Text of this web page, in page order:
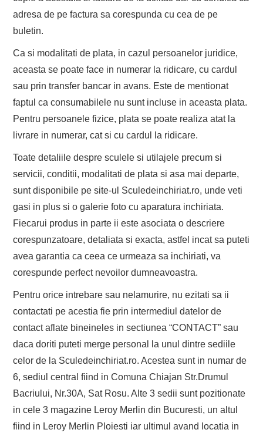
adresa de pe factura sa corespunda cu cea de pe
buletin.
Ca si modalitati de plata, in cazul persoanelor juridice,
aceasta se poate face in numerar la ridicare, cu cardul
sau prin transfer bancar in avans. Este de mentionat
faptul ca consumabilele nu sunt incluse in aceasta plata.
Pentru persoanele fizice, plata se poate realiza atat la
livrare in numerar, cat si cu cardul la ridicare.
Toate detaliile despre sculele si utilajele precum si
servicii, conditii, modalitati de plata si asa mai departe,
sunt disponibile pe site-ul Sculedeinchiriat.ro, unde veti
gasi in plus si o galerie foto cu aparatura inchiriata.
Fiecarui produs in parte ii este asociata o descriere
corespunzatoare, detaliata si exacta, astfel incat sa puteti
avea garantia ca ceea ce urmeaza sa inchiriati, va
corespunde perfect nevoilor dumneavoastra.
Pentru orice intrebare sau nelamurire, nu ezitati sa ii
contactati pe acestia fie prin intermediul datelor de
contact aflate bineineles in sectiunea “CONTACT” sau
daca doriti puteti merge personal la unul dintre sediile
celor de la Sculedeinchiriat.ro. Acestea sunt in numar de
6, sediul central fiind in Comuna Chiajan Str.Drumul
Bacriului, Nr.30A, Sat Rosu. Alte 3 sedii sunt pozitionate
in cele 3 magazine Leroy Merlin din Bucuresti, un altul
fiind in Leroy Merlin Ploiesti iar ultimul avand locatia in